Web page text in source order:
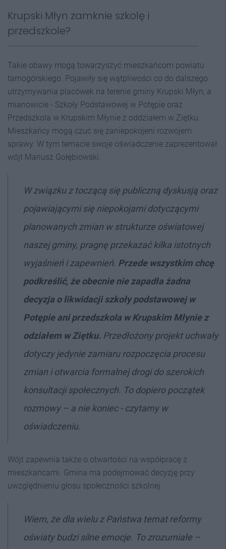
Krupski Młyn zamknie szkolę i
przedszkole?
Takie obawy mogą towarzyszyć mieszkańcom powiatu
tarnogórskiego. Pojawiły się wątpliwości co do dalszego
utrzymywania placówek na terenie gminy Krupski Młyn, a
mianowicie - Szkoły Podstawowej w Potępie oraz
Przedszkola w Krupskim Młynie z oddziałem w Ziętku.
Mieszkańcy mogą czuć się zaniepokojeni rozwojem
sprawy. W tym temacie swoje oświadczenie zaprezentował
wójt Mariusz Gołębiowski.
W związku z toczącą się publiczną dyskusją oraz
pojawiającymi się niepokojami dotyczącymi
planowanych zmian w strukturze oświatowej
naszej gminy, pragnę przekazać kilka istotnych
wyjaśnień i zapewnień. Przede wszystkim chcę
podkreślić, że obecnie nie zapadła żadna
decyzja o likwidacji szkoły podstawowej w
Potępie ani przedszkola w Krupskim Młynie z
odziałem w Ziętku. Przedłożony projekt uchwały
dotyczy jedynie zamiaru rozpoczęcia procesu
zmian i otwarcia formalnej drogi do szerokich
konsultacji społecznych. To dopiero początek
rozmowy – a nie koniec - czytamy w
oświadczeniu.
Wójt zapewnia także o otwartości na współpracę z
mieszkańcami. Gmina ma podejmować decyzję przy
uwzględnieniu głosu społeczności szkolnej.
Wiem, że dla wielu z Państwa temat reformy
oświaty budzi silne emocje. To zrozumiałe –